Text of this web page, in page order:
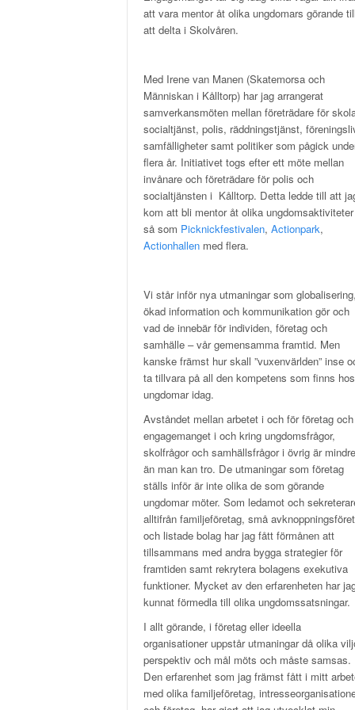
att vara mentor åt olika ungdomars görande till
att delta i Skolvåren.
Med Irene van Manen (Skatemorsa och
Människan i Kålltorp) har jag arrangerat
samverkansmöten mellan företrädare för
socialtjänst, polis, räddningstjänst,
samfälligheter samt politiker som pågick
flera år. Initiativet togs efter ett möte mellan
invånare och företrädare för polis och
socialtjänsten i Kålltorp. Detta ledde till att
kom att bli mentor åt olika ungdomsaktiviteter
så som Picknickfestivalen, Actionpark,
Actionhallen med flera.
Vi står inför nya utmaningar som globalisering,
ökad information och kommunikation gör och
vad de innebär för individen, företag och
samhälle – vår gemensamma framtid. Men
kanske främst hur skall ”vuxenvärlden” inse
ta tillvara på all den kompetens som finns hos
ungdomar idag.
Avståndet mellan arbetet i och för företag och
engagemanget i och kring ungdomsfrågor,
skolfrågor och samhällsfrågor i övrig är mindre
än man kan tro. De utmaningar som företag
ställs inför är inte olika de som görande
ungdomar möter. Som ledamot och
alltifrån familjeföretag, små
och listade bolag har jag fått förmånen att
tillsammans med andra bygga strategier för
framtiden samt rekrytera bolagens exekutiva
funktioner. Mycket av den erfarenheten har
kunnat förmedla till olika ungdomssatsningar.
I allt görande, i företag eller ideella
organisationer uppstår utmaningar då olika
perspektiv och mål möts och måste samsas.
Den erfarenhet som jag främst fått i mitt
med olika familjeföretag,